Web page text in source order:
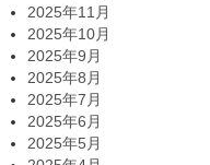
2025年11月
2025年10月
2025年9月
2025年8月
2025年7月
2025年6月
2025年5月